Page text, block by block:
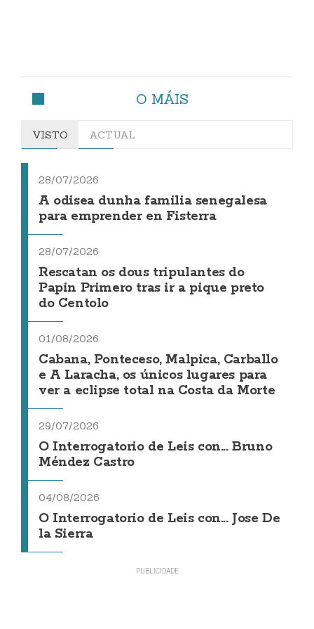
O MÁIS
VISTO ACTUAL
28/07/2026
A odisea dunha familia senegalesa
para emprender en Fisterra
28/07/2026
Rescatan os dous tripulantes do
Papin Primero tras ir a pique preto
do Centolo
01/08/2026
Cabana, Ponteceso, Malpica, Carballo
e A Laracha, os únicos lugares para
ver a eclipse total na Costa da Morte
29/07/2026
O Interrogatorio de Leis con... Bruno
Méndez Castro
04/08/2026
O Interrogatorio de Leis con... Jose De
la Sierra